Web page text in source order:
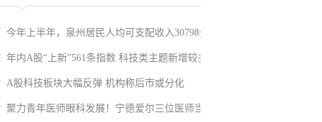
今年上半年，泉州居民人均可支配收入30798元
年内A股“上新”561条指数 科技类主题新增较多
A股科技板块大幅反弹 机构称后市或分化
聚力青年医师眼科发展！宁德爱尔三位医师当